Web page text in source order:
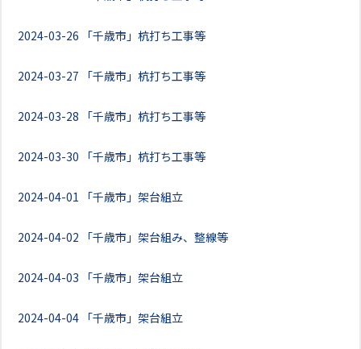
2024-03-26 「千歳市」杭打ち工事等
2024-03-27 「千歳市」杭打ち工事等
2024-03-28 「千歳市」杭打ち工事等
2024-03-30 「千歳市」杭打ち工事等
2024-04-01 「千歳市」架台組立
2024-04-02 「千歳市」架台組み、整線等
2024-04-03 「千歳市」架台組立
2024-04-04 「千歳市」架台組立